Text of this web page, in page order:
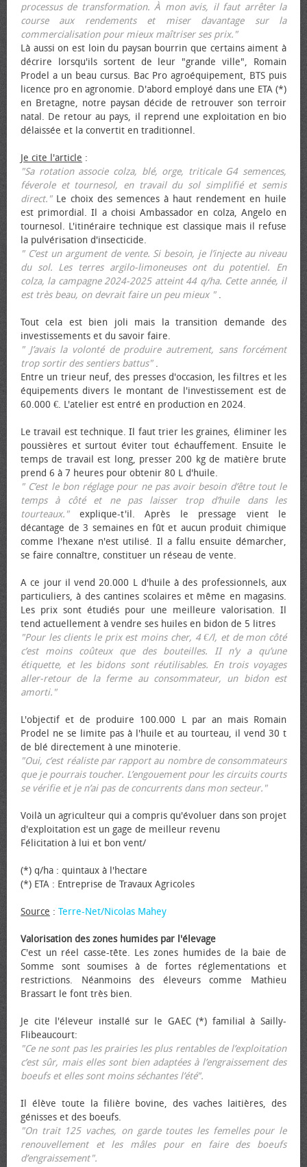
processus de transformation. À mon avis, il faut arrêter la
course aux rendements et miser davantage sur la
commercialisation pour mieux maîtriser ses prix."
Là aussi on est loin du paysan bourrin que certains aiment à
décrire lorsqu'ils sortent de leur "grande ville", Romain
Prodel a un beau cursus. Bac Pro agroéquipement, BTS puis
licence pro en agronomie. D'abord employé dans une ETA (*)
en Bretagne, notre paysan décide de retrouver son terroir
natal. De retour au pays, il reprend une exploitation en bio
délaissée et la convertit en traditionnel.
Je cite l'article :
"Sa rotation associe colza, blé, orge, triticale G4 semences,
féverole et tournesol, en travail du sol simplifié et semis
direct."Le choix des semences à haut rendement en huile
est primordial. Il a choisi Ambassador en colza, Angelo en
tournesol. L'itinéraire technique est classique mais il refuse
la pulvérisation d'insecticide.
" C’est un argument de vente. Si besoin, je l’injecte au niveau
du sol. Les terres argilo-limoneuses ont du potentiel. En
colza, la campagne 2024-2025 atteint 44 q/ha. Cette année, il
est très beau, on devrait faire un peu mieux ".
Tout cela est bien joli mais la transition demande des
investissements et du savoir faire.
" J’avais la volonté de produire autrement, sans forcément
trop sortir des sentiers battus".
Entre un trieur neuf, des presses d'occasion, les filtres et les
équipements divers le montant de l'investissement est de
60.000 €. L'atelier est entré en production en 2024.
Le travail est technique. Il faut trier les graines, éliminer les
poussières et surtout éviter tout échauffement. Ensuite le
temps de travail est long, presser 200 kg de matière brute
prend 6 à 7 heures pour obtenir 80 L d'huile.
" C’est le bon réglage pour ne pas avoir besoin d’être tout le
temps à côté et ne pas laisser trop d’huile dans les
tourteaux."explique-t'il. Après le pressage vient le
décantage de 3 semaines en fût et aucun produit chimique
comme l'hexane n'est utilisé. Il a fallu ensuite démarcher,
se faire connaître, constituer un réseau de vente.
A ce jour il vend 20.000 L d'huile à des professionnels, aux
particuliers, à des cantines scolaires et même en magasins.
Les prix sont étudiés pour une meilleure valorisation. Il
tend actuellement à vendre ses huiles en bidon de 5 litres
"Pour les clients le prix est moins cher, 4 €/l, et de mon côté
c’est moins coûteux que des bouteilles. II n’y a qu’une
étiquette, et les bidons sont réutilisables. En trois voyages
aller-retour de la ferme au consommateur, un bidon est
amorti."
L'objectif et de produire 100.000 L par an mais Romain
Prodel ne se limite pas à l'huile et au tourteau, il vend 30 t
de blé directement à une minoterie.
"Oui, c’est réaliste par rapport au nombre de consommateurs
que je pourrais toucher. L’engouement pour les circuits courts
se vérifie et je n’ai pas de concurrents dans mon secteur."
Voilà un agriculteur qui a compris qu'évoluer dans son projet
d'exploitation est un gage de meilleur revenu
Félicitation à lui et bon vent/
(*) q/ha : quintaux à l'hectare
(*) ETA : Entreprise de Travaux Agricoles
Source : Terre-Net/Nicolas Mahey
Valorisation des zones humides par l'élevage
C'est un réel casse-tête. Les zones humides de la baie de
Somme sont soumises à de fortes réglementations et
restrictions. Néanmoins des éleveurs comme Mathieu
Brassart le font très bien.
Je cite l'éleveur installé sur le GAEC (*) familial à Sailly-
Flibeaucourt:
"Ce ne sont pas les prairies les plus rentables de l’exploitation
c’est sûr, mais elles sont bien adaptées à l’engraissement des
bœufs et elles sont moins séchantes l’été".
Il élève toute la filière bovine, des vaches laitières, des
génisses et des bœufs.
"On trait 125 vaches, on garde toutes les femelles pour le
renouvellement et les mâles pour en faire des bœufs
d’engraissement".